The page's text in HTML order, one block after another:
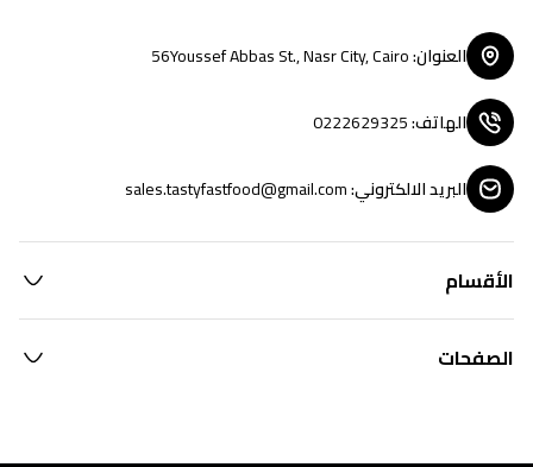
العنوان:
56Youssef Abbas St., Nasr City, Cairo
الهاتف:
0222629325
البريد الالكتروني:
sales.tastyfastfood@gmail.com
الأقسام
الصفحات